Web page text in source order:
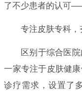
了不少患者的认可
专注皮肤专科，
区别于综合医
一家专注于皮肤健
诊疗需求，设置了